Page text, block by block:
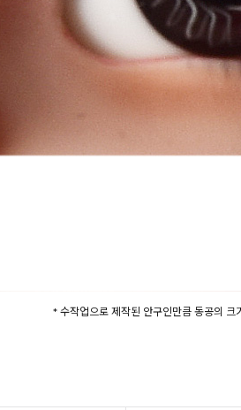
* 수작업으로 제작된 안구인만큼 동공의 크